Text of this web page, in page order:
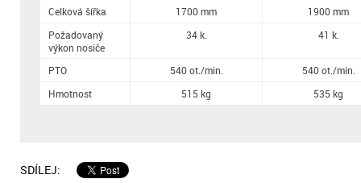
Celková šířka
Požadovaný
výkon nosiče
PTO
Hmotnost
1700 mm
1900 mm
34 k.
41 k.
540 ot./min.
540 ot./min.
515 kg
535 kg
SDÍLEJ: